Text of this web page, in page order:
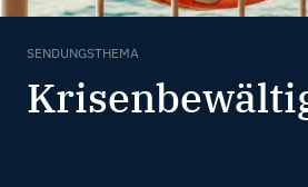
SENDUNGSTHEMA